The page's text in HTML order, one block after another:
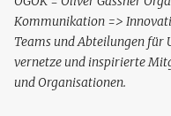
Kommunikation =>
Teams und Abteilungen für
vernetze und inspirierte
und Organisationen.